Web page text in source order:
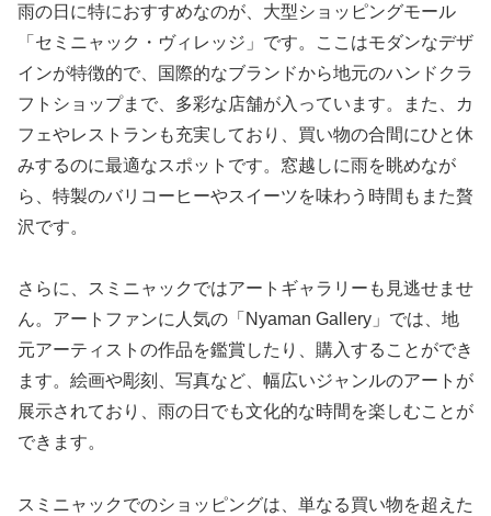
雨の日に特におすすめなのが、大型ショッピングモール
「セミニャック・ヴィレッジ」です。ここはモダンなデザ
インが特徴的で、国際的なブランドから地元のハンドクラ
フトショップまで、多彩な店舗が入っています。また、カ
フェやレストランも充実しており、買い物の合間にひと休
みするのに最適なスポットです。窓越しに雨を眺めなが
ら、特製のバリコーヒーやスイーツを味わう時間もまた贅
沢です。
さらに、スミニャックではアートギャラリーも見逃せませ
ん。アートファンに人気の「Nyaman Gallery」では、地
元アーティストの作品を鑑賞したり、購入することができ
ます。絵画や彫刻、写真など、幅広いジャンルのアートが
展示されており、雨の日でも文化的な時間を楽しむことが
できます。
スミニャックでのショッピングは、単なる買い物を超えた